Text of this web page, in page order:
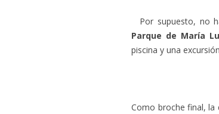
Por supuesto, no
Parque de María
piscina y una
Como broche final, la